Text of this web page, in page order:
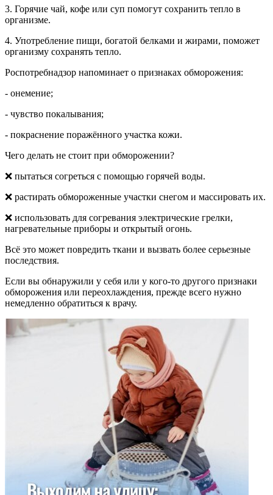
3. Горячие чай, кофе или суп помогут сохранить тепло в
организме.
4. Употребление пищи, богатой белками и жирами, поможет
организму сохранять тепло.
Роспотребнадзор напоминает о признаках обморожения:
- онемение;
- чувство покалывания;
- покраснение поражённого участка кожи.
Чего делать не стоит при обморожении?
❌ пытаться согреться с помощью горячей воды.
❌ растирать обмороженные участки снегом и массировать их.
❌ использовать для согревания электрические грелки,
нагревательные приборы и открытый огонь.
Всё это может повредить ткани и вызвать более серьезные
последствия.
Если вы обнаружили у себя или у кого-то другого признаки
обморожения или переохлаждения, прежде всего нужно
немедленно обратиться к врачу.